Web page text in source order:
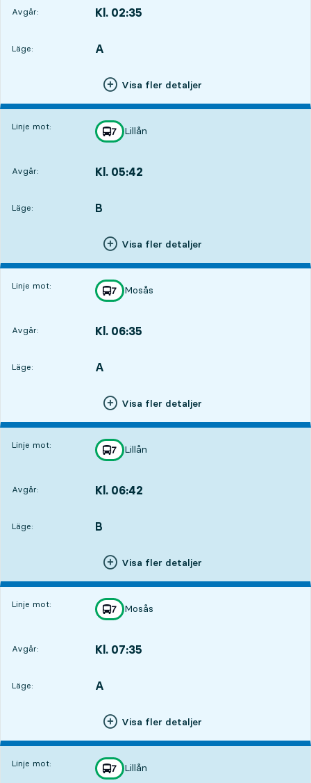
Avgår: Kl. 02:35
Läge:
LÄGE, A
,
Visa fler detaljer
Linje mot: linje
7
mot
Lillån
,
Avgår: Kl. 05:42
Läge:
LÄGE, B
,
Visa fler detaljer
Linje mot: linje
7
mot
Mosås
,
Avgår: Kl. 06:35
Läge:
LÄGE, A
,
Visa fler detaljer
Linje mot: linje
7
mot
Lillån
,
Avgår: Kl. 06:42
Läge:
LÄGE, B
,
Visa fler detaljer
Linje mot: linje
7
mot
Mosås
,
Avgår: Kl. 07:35
Läge:
LÄGE, A
,
Visa fler detaljer
Linje mot: linje
7
mot
Lillån
,